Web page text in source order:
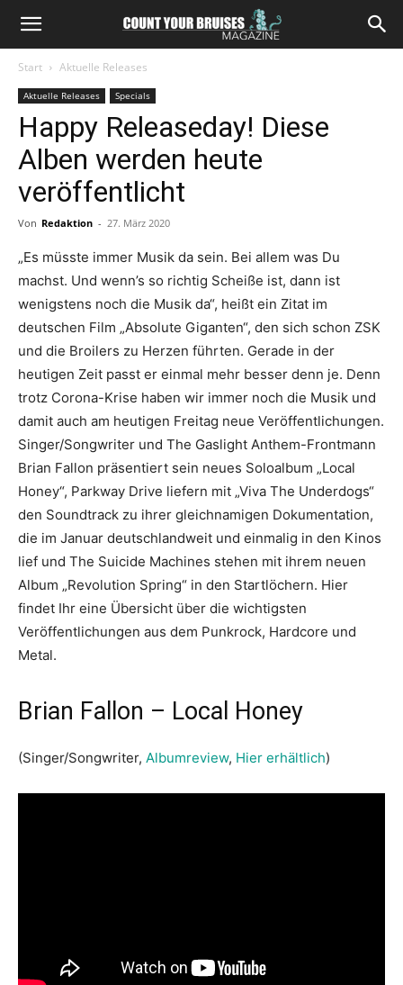
Start Aktuelle Releases
Aktuelle Releases Specials
Happy Releaseday! Diese
Alben werden heute
veröffentlicht
Von Redaktion - 27. März 2020
„Es müsste immer Musik da sein. Bei allem was Du
machst. Und wenn’s so richtig Scheiße ist, dann ist
wenigstens noch die Musik da“, heißt ein Zitat im
deutschen Film „Absolute Giganten“, den sich schon ZSK
und die Broilers zu Herzen führten. Gerade in der
heutigen Zeit passt er einmal mehr besser denn je. Denn
trotz Corona-Krise haben wir immer noch die Musik und
damit auch am heutigen Freitag neue Veröffentlichungen.
Singer/Songwriter und The Gaslight Anthem-Frontmann
Brian Fallon präsentiert sein neues Soloalbum „Local
Honey“, Parkway Drive liefern mit „Viva The Underdogs“
den Soundtrack zu ihrer gleichnamigen Dokumentation,
die im Januar deutschlandweit und einmalig in den Kinos
lief und The Suicide Machines stehen mit ihrem neuen
Album „Revolution Spring“ in den Startlöchern. Hier
findet Ihr eine Übersicht über die wichtigsten
Veröffentlichungen aus dem Punkrock, Hardcore und
Metal.
Brian Fallon – Local Honey
(Singer/Songwriter, Albumreview, Hier erhältlich)